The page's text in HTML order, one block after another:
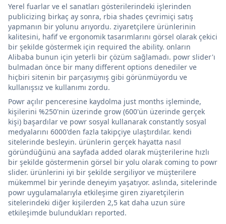
Yerel fuarlar ve el sanatları gösterilerindeki işlerinden
publicizing birkaç ay sonra, rbia shades çevrimiçi satış
yapmanın bir yolunu arıyordu. ziyaretçilere ürünlerinin
kalitesini, hafif ve ergonomik tasarımlarını görsel olarak çekici
bir şekilde göstermek için required the ability. onların
Alibaba bunun için yeterli bir çözüm sağlamadı. powr slider'ı
bulmadan önce bir many different options denediler ve
hiçbiri sitenin bir parçasıymış gibi görünmüyordu ve
kullanışsız ve kullanımı zordu.
Powr açılır penceresine kaydolma just months işleminde,
kişilerini %250'nin üzerinde grow (600'ün üzerinde gerçek
kişi) başardılar ve powr sosyal kullanarak constantly sosyal
medyalarını 6000'den fazla takipçiye ulaştırdılar. kendi
sitelerinde besleyin. ürünlerin gerçek hayatta nasıl
göründüğünü ana sayfada added olarak müşterilerine hızlı
bir şekilde göstermenin görsel bir yolu olarak coming to powr
slider. ürünlerini iyi bir şekilde sergiliyor ve müşterilere
mükemmel bir yerinde deneyim yaşatıyor. aslında, sitelerinde
powr uygulamalarıyla etkileşime giren ziyaretçilerin
sitelerindeki diğer kişilerden 2,5 kat daha uzun süre
etkileşimde bulundukları reported.